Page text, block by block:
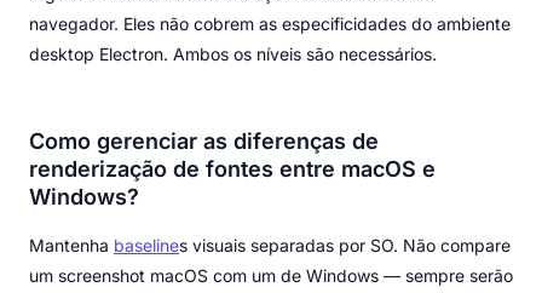
navegador. Eles não cobrem as especificidades do ambiente
desktop Electron. Ambos os níveis são necessários.
Como gerenciar as diferenças de
renderização de fontes entre macOS e
Windows?
Mantenha baselines visuais separadas por SO. Não compare
um screenshot macOS com um de Windows — sempre serão